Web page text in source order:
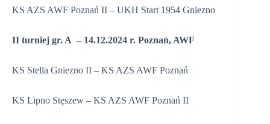
KS AZS AWF Poznań II – UKH Start 1954 Gniezno
II turniej gr. A – 14.12.2024 r. Poznań, AWF
KS Stella Gniezno II – KS AZS AWF Poznań
KS Lipno Stęszew – KS AZS AWF Poznań II